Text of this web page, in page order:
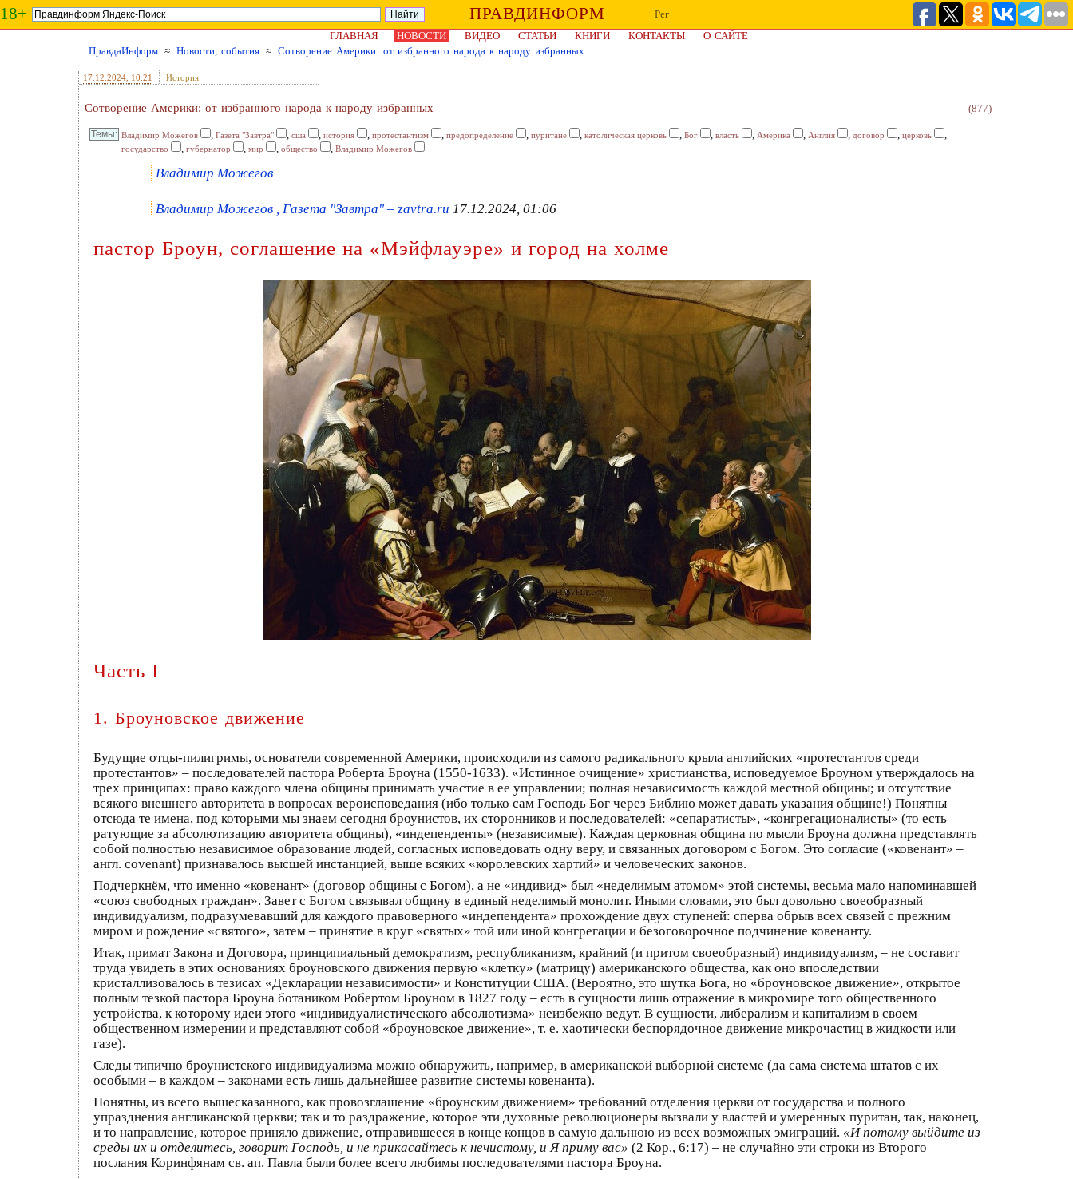
18+ ПРАВДИНФОРМ
Рег
ГЛАВНАЯ
НОВОСТИ ВИДЕО СТАТЬИ КНИГИ КОНТАКТЫ
О САЙТЕ
ПравдаИнформ ≈ Новости, события ≈ Сотворение Америки: от избранного народа к народу избранных
17.12.2024 , 10:21 История
Сотворение Америки: от избранного народа к народу избранных (877)
Владимир Можегов , Газета "Завтра" , сша , история , протестантизм , предопределение , пуритане , католическая церковь , Бог , власть , Америка , Англия , договор , церковь ,
государство , губернатор , мир , общество , Владимир Можегов
Владимир Можегов
Владимир Можегов , Газета "Завтра" – zavtra.ru 17.12.2024, 01:06
пастор Броун, соглашение на «Мэйфлауэре» и город на холме
Часть I
1. Броуновское движение
Будущие отцы-пилигримы, основатели современной Америки, происходили из самого радикального крыла английских «протестантов среди
протестантов» – последователей пастора Роберта Броуна (1550-1633). «Истинное очищение» христианства, исповедуемое Броуном утверждалось на
трех принципах: право каждого члена общины принимать участие в ее управлении; полная независимость каждой местной общины; и отсутствие
всякого внешнего авторитета в вопросах вероисповедания (ибо только сам Господь Бог через Библию может давать указания общине!) Понятны
отсюда те имена, под которыми мы знаем сегодня броунистов, их сторонников и последователей: «сепаратисты», «конгрегационалисты» (то есть
ратующие за абсолютизацию авторитета общины), «индепенденты» (независимые). Каждая церковная община по мысли Броуна должна представлять
собой полностью независимое образование людей, согласных исповедовать одну веру, и связанных договором с Богом. Это согласие («ковенант» –
англ. covenant) признавалось высшей инстанцией, выше всяких «королевских хартий» и человеческих законов.
Подчеркнём, что именно «ковенант» (договор общины с Богом), а не «индивид» был «неделимым атомом» этой системы, весьма мало напоминавшей
«союз свободных граждан». Завет с Богом связывал общину в единый неделимый монолит. Иными словами, это был довольно своеобразный
индивидуализм, подразумевавший для каждого правоверного «индепендента» прохождение двух ступеней: сперва обрыв всех связей с прежним
миром и рождение «святого», затем – принятие в круг «святых» той или иной конгрегации и безоговорочное подчинение ковенанту.
Итак, примат Закона и Договора, принципиальный демократизм, республиканизм, крайний (и притом своеобразный) индивидуализм, – не составит
труда увидеть в этих основаниях броуновского движения первую «клетку» (матрицу) американского общества, как оно впоследствии
кристаллизовалось в тезисах «Декларации независимости» и Конституции США. (Вероятно, это шутка Бога, но «броуновское движение», открытое
полным тезкой пастора Броуна ботаником Робертом Броуном в 1827 году – есть в сущности лишь отражение в микромире того общественного
устройства, к которому идеи этого «индивидуалистического абсолютизма» неизбежно ведут. В сущности, либерализм и капитализм в своем
общественном измерении и представляют собой «броуновское движение», т. е. хаотически беспорядочное движение микрочастиц в жидкости или
газе).
Следы типично броунистского индивидуализма можно обнаружить, например, в американской выборной системе (да сама система штатов с их
особыми – в каждом – законами есть лишь дальнейшее развитие системы ковенанта).
Понятны, из всего вышесказанного, как провозглашение «броунским движением» требований отделения церкви от государства и полного
упразднения англиканской церкви; так и то раздражение, которое эти духовные революционеры вызвали у властей и умеренных пуритан, так, наконец,
и то направление, которое приняло движение, отправившееся в конце концов в самую дальнюю из всех возможных эмиграций. «И потому выйдите из
среды их и отделитесь, говорит Господь, и не прикасайтесь к нечистому, и Я приму вас» (2 Кор., 6:17) – не случайно эти строки из Второго
послания Коринфянам св. ап. Павла были более всего любимы последователями пастора Броуна.